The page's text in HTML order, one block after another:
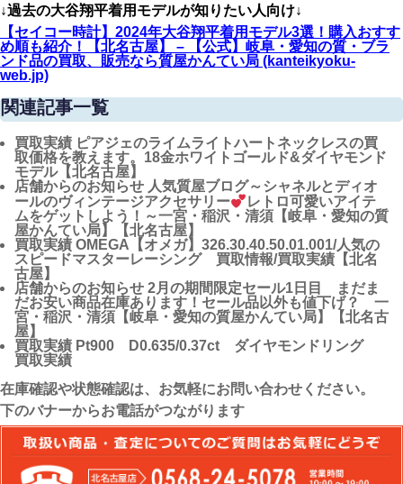
↓過去の大谷翔平着用モデルが知りたい人向け↓
【セイコー時計】2024年大谷翔平着用モデル3選！購入おすす
め順も紹介！【北名古屋】 – 【公式】岐阜・愛知の質・ブラ
ンド品の買取、販売なら質屋かんてい局 (kanteikyoku-
web.jp)
関連記事一覧
買取実績 ピアジェのライムライトハートネックレスの買
取価格を教えます。18金ホワイトゴールド&ダイヤモンド
モデル【北名古屋】
店舗からのお知らせ 人気質屋ブログ～シャネルとディオ
ールのヴィンテージアクセサリー
レトロ可愛いアイテ
ムをゲットしよう！～一宮・稲沢・清須【岐阜・愛知の質
屋かんてい局】【北名古屋】
買取実績 OMEGA【オメガ】326.30.40.50.01.001/人気の
スピードマスターレーシング 買取情報/買取実績【北名
古屋】
店舗からのお知らせ 2月の期間限定セール1日目 まだま
だお安い商品在庫あります！セール品以外も値下げ？ 一
宮・稲沢・清須【岐阜・愛知の質屋かんてい局】【北名古
屋】
買取実績 Pt900 D0.635/0.37ct ダイヤモンドリング
買取実績
在庫確認や状態確認は、お気軽にお問い合わせください。
下のバナーからお電話がつながります